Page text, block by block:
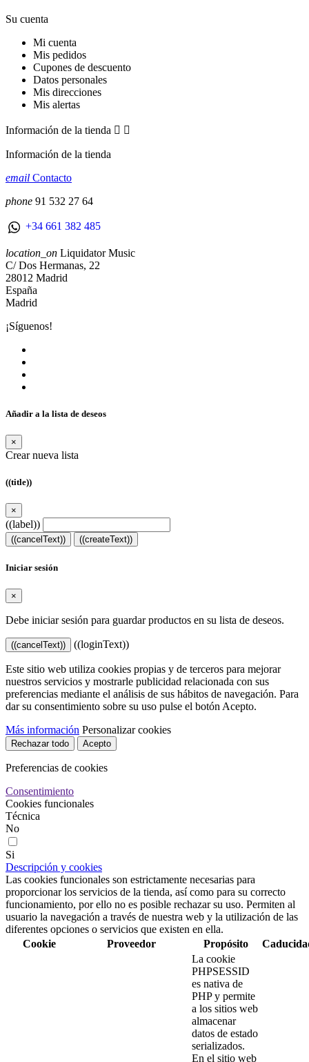
Su cuenta
Mi cuenta
Mis pedidos
Cupones de descuento
Datos personales
Mis direcciones
Mis alertas
Información de la tienda  
Información de la tienda
email Contacto
phone 91 532 27 64
+34 661 382 485
location_on Liquidator Music
C/ Dos Hermanas, 22
28012 Madrid
España
Madrid
¡Síguenos!
Añadir a la lista de deseos
×
Crear nueva lista
((title))
×
((label))
((cancelText)) ((createText))
Iniciar sesión
×
Debe iniciar sesión para guardar productos en su lista de deseos.
((cancelText)) ((loginText))
Este sitio web utiliza cookies propias y de terceros para mejorar
nuestros servicios y mostrarle publicidad relacionada con sus
preferencias mediante el análisis de sus hábitos de navegación. Para
dar su consentimiento sobre su uso pulse el botón Acepto.
Más información Personalizar cookies
Rechazar todo Acepto
Preferencias de cookies
Consentimiento
Cookies funcionales
Técnica
No
Si
Descripción y cookies
Las cookies funcionales son estrictamente necesarias para
proporcionar los servicios de la tienda, así como para su correcto
funcionamiento, por ello no es posible rechazar su uso. Permiten al
usuario la navegación a través de nuestra web y la utilización de las
diferentes opciones o servicios que existen en ella.
Cookie
Proveedor Propósito
La cookie
PHPSESSID
es nativa de
PHP y permite
a los sitios web
almacenar
datos de estado
serializados.
En el sitio web